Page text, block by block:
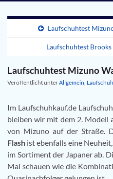
Laufschuhtest
Laufschuhtest
Laufschuhtest Mizuno
Veröffentlicht unterAllgemein
Im Laufschuhkauf.de
bleiben wir mit dem 2. Modell
von Mizuno auf der Straße.
Flash ist ebenfalls eine
im Sortiment der Japaner ab.
Mal schauen wie die